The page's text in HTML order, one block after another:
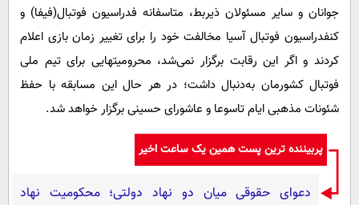
جوانان و سایر مسئولان ذیربط، متاسفانه فدراسیون فوتبال(فیفا) و
کنفدراسیون فوتبال آسیا مخالفت خود را برای تغییر زمان بازی اعلام
کردند و اگر این رقابت برگزار نمی‌شد، محرومیتهایی برای تیم ملی
فوتبال کشورمان به‌دنبال داشت؛ در هر حال این مسابقه با حفظ
شئونات مذهبی ایام تاسوعا و عاشورای حسینی برگزار خواهد شد.
پربیننده ترین پست همین یک ساعت اخیر
دعوای حقوقی میان دو نهاد دولتی؛ محکومیت نهاد